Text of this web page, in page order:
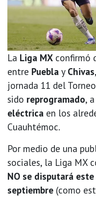
La Liga MX confirmó
entre Puebla y Chivas
jornada 11 del
sido reprogramado,
eléctrica en los
Cuauhtémoc.
Por medio de una
sociales, la Liga MX
NO se disputará
septiembre (como